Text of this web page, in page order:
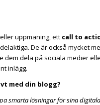
uppmaning, ett call to
De är också mycket
dem dela på sociala medier
inlägg.
med din blogg?
smarta lösningar för sina